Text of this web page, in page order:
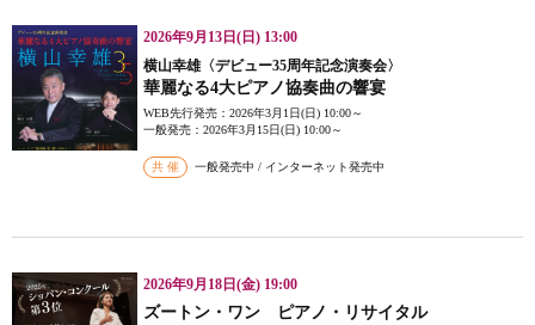
2026年9月13日(日) 13:00
横山幸雄〈デビュー35周年記念演奏会〉
華麗なる4大ピアノ協奏曲の響宴
WEB先行発売：2026年3月1日(日) 10:00～
一般発売：2026年3月15日(日) 10:00～
共 催 一般発売中 / インターネット発売中
2026年9月18日(金) 19:00
ズートン・ワン ピアノ・リサイタル